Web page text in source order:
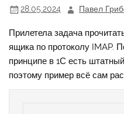
28.05.2024 Павел
Прилетела задача
ящика по протоколу IMAP.
принципе в 1С есть
поэтому пример всё сам